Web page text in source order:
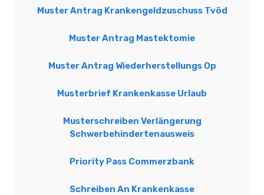
Muster Antrag Krankengeldzuschuss Tvöd
Muster Antrag Mastektomie
Muster Antrag Wiederherstellungs Op
Musterbrief Krankenkasse Urlaub
Musterschreiben Verlängerung
Schwerbehindertenausweis
Priority Pass Commerzbank
Schreiben An Krankenkasse